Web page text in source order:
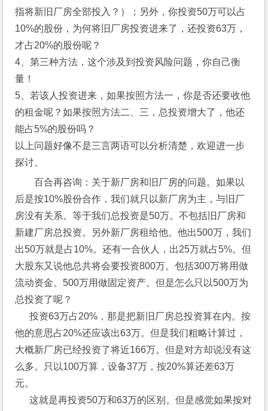
指将新旧厂房全部投入？）；另外，你投资50万可以占
10%的股份，为何将旧厂房投资进来了，还投资63万，
才占20%的股份呢？
4、第三种方法，这个涉及到投资风险问题，你自己衡
量！
5、若该人投资进来，如果按照方法一，你是否还要收他
的租金呢？如果按照方法二、三，总投资增大了，他还
能占5%的股份吗？
以上问题好像不是三言两语可以分析清楚，欢迎进一步
探讨。
百合再咨询：关于新厂房和旧厂房的问题。如果以
后是按10%股份合作，我们就只以新厂房为主，与旧厂
房没有关系。等于我们总投资是50万。不包括旧厂房和
新建厂房总投资。另外新厂房租给他。他出500万，我们
出50万就是占10%。还有一合伙人，出25万就占5%。但
大股东又说他总共将会要投资800万。包括300万将用做
流动资金。500万用做固定资产。但是怎么只以500万为
总投资了呢？
投资63万占20%，那是把新旧厂房总投资算在内。按
他的意思占20%还应该出63万。但是我们粗略计算过，
大概新厂房已经投资了将近166万。但是对方却说没有这
么多。只以100万算，设备37万，按20%算还差63万
元。
这就是再投资50万和63万的区别。但是感觉如果按对